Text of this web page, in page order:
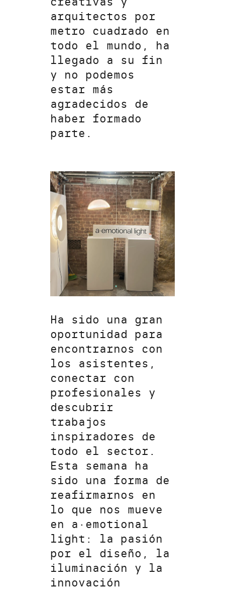
arquitectos por
metro cuadrado en
todo el mundo, ha
llegado a su fin
y no podemos
estar más
agradecidos de
haber formado
parte.
Ha sido una gran
oportunidad para
encontrarnos con
los asistentes,
conectar con
profesionales y
descubrir
trabajos
inspiradores de
todo el sector.
Esta semana ha
sido una forma de
reafirmarnos en
lo que nos mueve
en a·emotional
light: la pasión
por el diseño, la
iluminación y la
innovación